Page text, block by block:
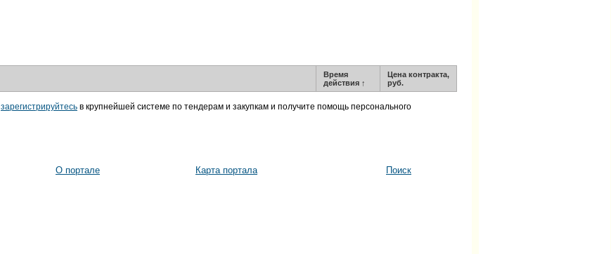
Время
действия ↑
Цена контракта,
руб.
зарегистрируйтесь в крупнейшей системе по тендерам и закупкам и получите помощь персонального
О портале Карта портала Поиск